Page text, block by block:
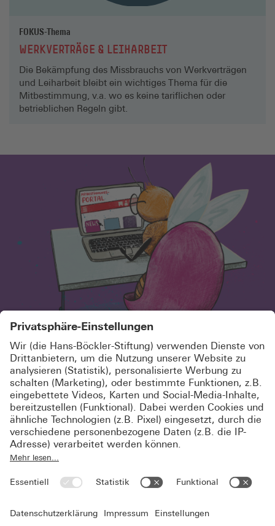
FOKUS-Thema
WERKVERTRÄGE & LEIHARBEIT
Die Bekämpfung des Missbrauchs von Werkverträgen
und Leiharbeit bleibt ein wichtiges Thema für die
Mitbestimmung, v.a. wo es keine tariflichen oder
betrieblichen Regeln gibt.
SCHÖN, DASS DU HIER BIST!
MELDE DICH KOSTENLOS AN UND
ABONNIERE UNSEREN
NEWSLETTER